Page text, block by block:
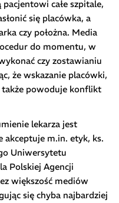
całe szpitale,
się placówka, a
czy położna. Media
do momentu, w
czy zostawianiu
że wskazanie placówki,
także powoduje konflikt
lekarza jest
akceptuje m.in. etyk, ks.
Uniwersytetu
Polskiej Agencji
większość mediów
się chyba najbardziej